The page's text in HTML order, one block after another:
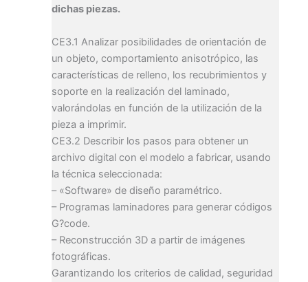
dichas piezas.
CE3.1 Analizar posibilidades de orientación de
un objeto, comportamiento anisotrópico, las
características de relleno, los recubrimientos y
soporte en la realización del laminado,
valorándolas en función de la utilización de la
pieza a imprimir.
CE3.2 Describir los pasos para obtener un
archivo digital con el modelo a fabricar, usando
la técnica seleccionada:
– «Software» de diseño paramétrico.
– Programas laminadores para generar códigos
G?code.
– Reconstrucción 3D a partir de imágenes
fotográficas.
Garantizando los criterios de calidad, seguridad